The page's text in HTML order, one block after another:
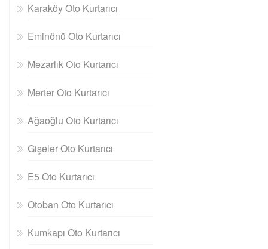
Karaköy Oto Kurtarıcı
Eminönü Oto Kurtarıcı
Mezarlık Oto Kurtarıcı
Merter Oto Kurtarıcı
Ağaoğlu Oto Kurtarıcı
Gişeler Oto Kurtarıcı
E5 Oto Kurtarıcı
Otoban Oto Kurtarıcı
Kumkapı Oto Kurtarıcı